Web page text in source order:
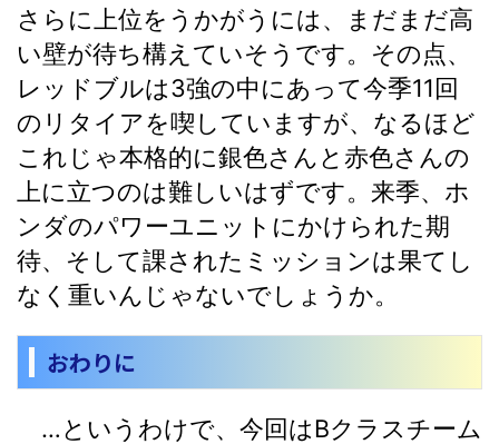
さらに上位をうかがうには、まだまだ高
い壁が待ち構えていそうです。その点、
レッドブルは3強の中にあって今季11回
のリタイアを喫していますが、なるほど
これじゃ本格的に銀色さんと赤色さんの
上に立つのは難しいはずです。来季、ホ
ンダのパワーユニットにかけられた期
待、そして課されたミッションは果てし
なく重いんじゃないでしょうか。
おわりに
…というわけで、今回はBクラスチーム